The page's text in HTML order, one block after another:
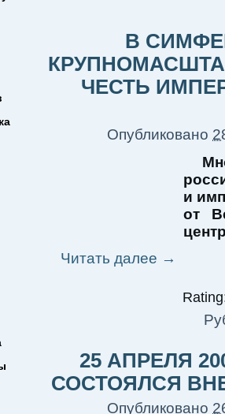
В
ЧЕСТЬ
Опубликовано
и
от
Читать далее →
25 АПРЕЛЯ
СОСТОЯЛСЯ
Опубликовано